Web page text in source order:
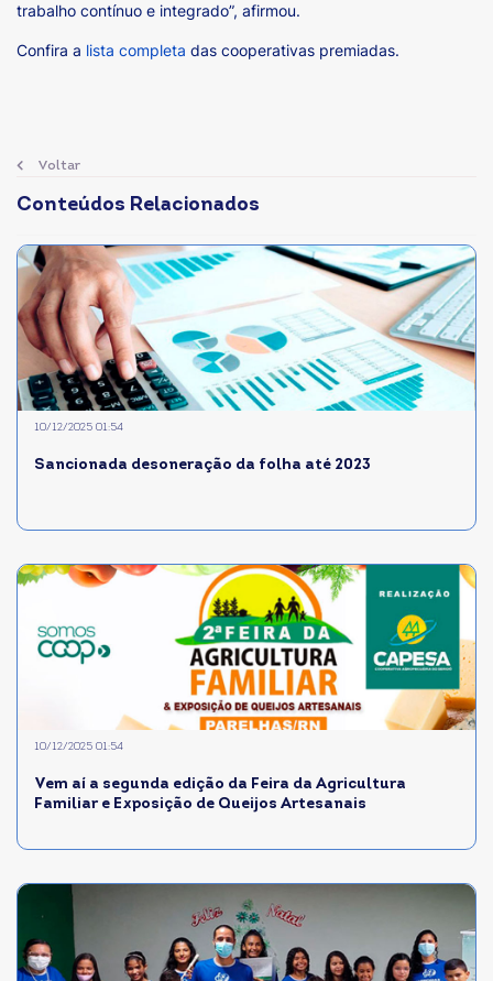
trabalho contínuo e integrado”, afirmou.
Confira a lista completa das cooperativas premiadas.
Voltar
Conteúdos Relacionados
Sancionada desoneração da folha até 2023
10/12/2025 01:54
Vem aí a segunda edição da Feira da Agricultura
Familiar e Exposição de Queijos Artesanais
10/12/2025 01:54